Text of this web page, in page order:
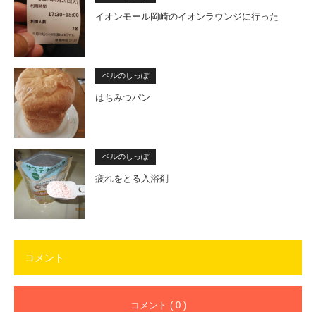
イオンモール岡崎のイオンラウンジに行った
ベルのしっぽ
はちみつパン
ベルのしっぽ
疲れをとる入浴剤
コメント
コメント ( 0 )